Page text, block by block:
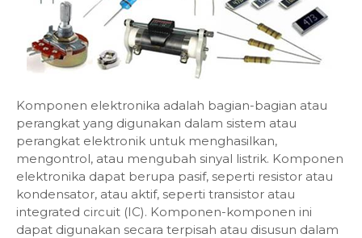
Komponen elektronika adalah bagian-bagian atau
perangkat yang digunakan dalam sistem atau
perangkat elektronik untuk menghasilkan,
mengontrol, atau mengubah sinyal listrik. Komponen
elektronika dapat berupa pasif, seperti resistor atau
kondensator, atau aktif, seperti transistor atau
integrated circuit (IC). Komponen-komponen ini
dapat digunakan secara terpisah atau disusun dalam